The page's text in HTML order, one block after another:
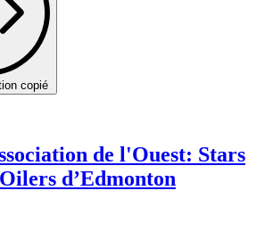
copié
de l'Ouest: Stars
d’Edmonton